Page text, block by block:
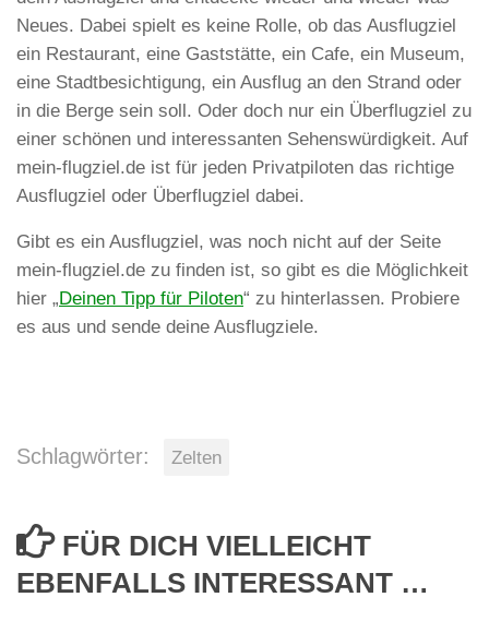
Neues. Dabei spielt es keine Rolle, ob das Ausflugziel
ein Restaurant, eine Gaststätte, ein Cafe, ein Museum,
eine Stadtbesichtigung, ein Ausflug an den Strand oder
in die Berge sein soll. Oder doch nur ein Überflugziel zu
einer schönen und interessanten Sehenswürdigkeit. Auf
mein-flugziel.de ist für jeden Privatpiloten das richtige
Ausflugziel oder Überflugziel dabei.
Gibt es ein Ausflugziel, was noch nicht auf der Seite
mein-flugziel.de zu finden ist, so gibt es die Möglichkeit
hier „ Deinen Tipp für Piloten“ zu hinterlassen. Probiere
es aus und sende deine Ausflugziele.
Schlagwörter: Zelten
FÜR DICH VIELLEICHT
EBENFALLS INTERESSANT …